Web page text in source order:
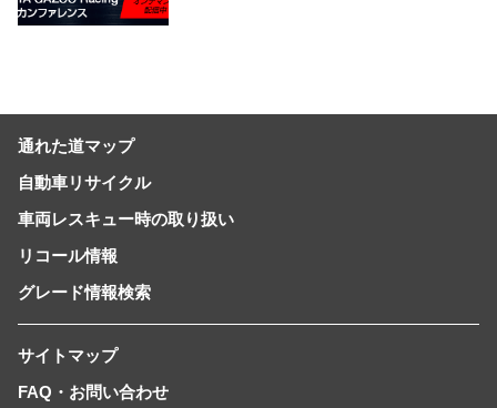
通れた道マップ
自動車リサイクル
車両レスキュー時の取り扱い
リコール情報
グレード情報検索
サイトマップ
FAQ・お問い合わせ